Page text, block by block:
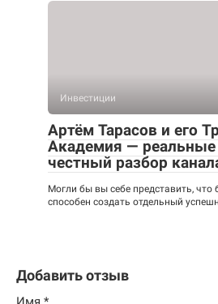
Инвестиции
Артём Тарасов и его
Академия —
честный разбор
Могли бы вы себе представить,
способен создать отдельный
Добавить отзыв